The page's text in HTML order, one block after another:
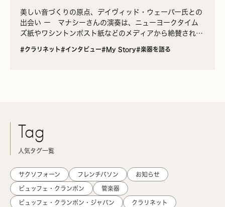
美しい音づくりの原点、デイヴィッド・ウェーバー氏との
出会い ー マナシーさんの演奏は、ニューヨークタイム
ズ紙やワシントンポスト紙などのメディアから絶賛され、
マナシーさん…
#クラリネット#インタビュー#My Story#楽器を語る
Tag
人気タグ一覧
サクソフォーン フレンチバソン お知らせ
ビュッフェ・クランポン 管楽器
ビュッフェ・クランポン・ジャパン クラリネット